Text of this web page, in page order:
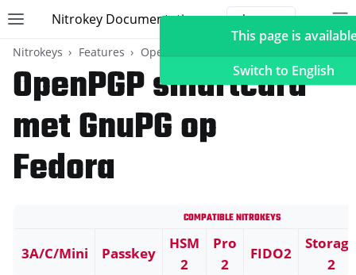
Toggle site navigation sidebar
Nitrokey Documentation
navigation of Features
navigation of TOTP
Nitrokeys Features OpenPGP card
OpenPGP smartcard
met GnuPG op
Fedora
Compatible Nitrokeys
3A/C/Mini Passkey
HSM
2
Pro
2
FIDO2
2
This page is
Switch to English